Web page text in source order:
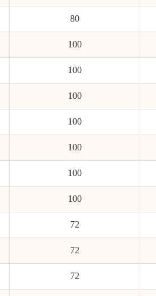
80
100
100
100
100
100
100
100
72
72
72